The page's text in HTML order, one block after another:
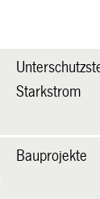
Starkstrom
Bauprojekte